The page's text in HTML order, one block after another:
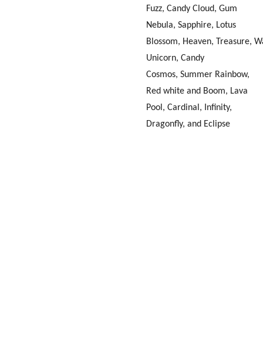
Fuzz, Candy Cloud, Gum
Nebula, Sapphire, Lotus
Blossom, Heaven, Treasure,
Unicorn, Candy
Cosmos, Summer Rainbow,
Red white and Boom, Lava
Pool, Cardinal, Infinity,
Dragonfly, and Eclipse